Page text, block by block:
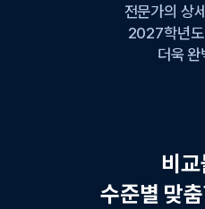
전문가의 상
2027학년
더욱 완
비
수준별 맞